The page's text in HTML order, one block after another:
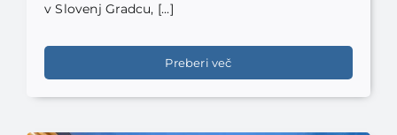
v Slovenj Gradcu, [...]
Preberi več